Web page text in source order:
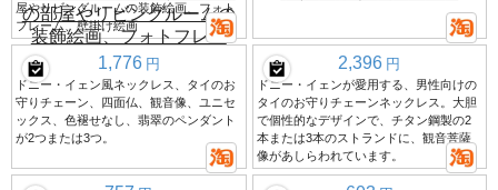
屋やリビングルームの装飾絵画、フォト
フレーム、壁掛け絵画
1,776 円
ドニー・イェン風ネックレス、タイのお
守りチェーン、四面仏、観音像、ユニセ
ックス、色褪せなし、翡翠のペンダント
が2つまたは3つ。
2,396 円
ドニー・イェンが愛用する、男性向けの
タイのお守りチェーンネックレス。大胆
で個性的なデザインで、チタン鋼製の2
本または3本のストランドに、観音菩薩
像があしらわれています。